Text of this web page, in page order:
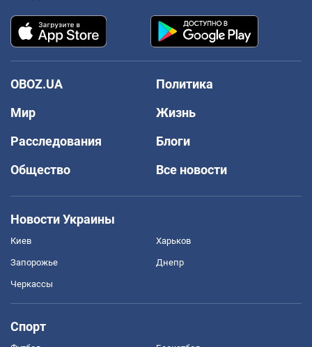
OBOZ.UA
Политика
Мир
Жизнь
Расследования
Блоги
Общество
Все новости
Новости Украины
Киев Харьков
Запорожье Днепр
Черкассы
Спорт